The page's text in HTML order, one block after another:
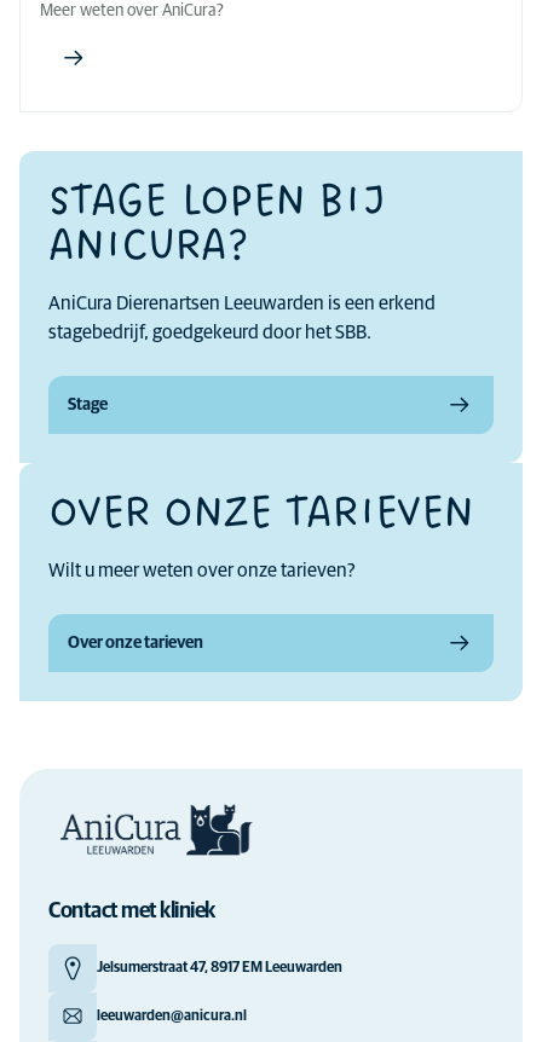
Meer weten over AniCura?
STAGE LOPEN BIJ
ANICURA?
AniCura Dierenartsen Leeuwarden is een erkend
stagebedrijf, goedgekeurd door het SBB.
Stage
OVER ONZE TARIEVEN
Wilt u meer weten over onze tarieven?
Over onze tarieven
Contact met kliniek
Jelsumerstraat 47, 8917 EM Leeuwarden
leeuwarden@anicura.nl